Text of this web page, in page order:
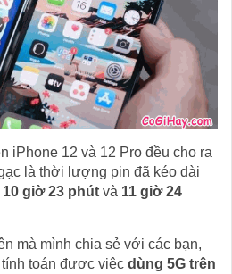
iPhone 12 và 12 Pro đều cho ra
là thời lượng pin đã kéo dài
10 giờ 23 phút và 11 giờ 24
mà mình chia sẻ với các bạn,
toán được việc dùng 5G trên